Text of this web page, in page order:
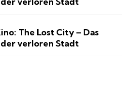
The Lost City – Das
verloren Stadt